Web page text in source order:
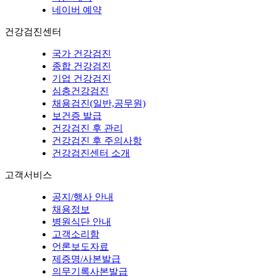
네이버 예약
건강검진센터
국가 건강검진
종합 건강검진
기업 건강검진
심층건강검진
채용검진(일반,공무원)
보건증 발급
건강검진 후 관리
건강검진 후 주의사항
건강검진센터 소개
고객서비스
공지/행사 안내
채용정보
병원식단 안내
고객소리함
언론보도자료
제증명/사본발급
의무기록사본발급